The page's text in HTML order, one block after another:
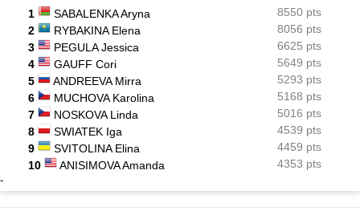
1 SABALENKA Aryna
8550 pts
2
RYBAKINA Elena
8056 pts
3
PEGULA Jessica
6625 pts
4
GAUFF Cori
5649 pts
5
ANDREEVA Mirra
5293 pts
6
MUCHOVA Karolina
5168 pts
7
NOSKOVA Linda
5016 pts
8
SWIATEK Iga
4539 pts
9
SVITOLINA Elina
4459 pts
10
ANISIMOVA Amanda 4353 pts
-